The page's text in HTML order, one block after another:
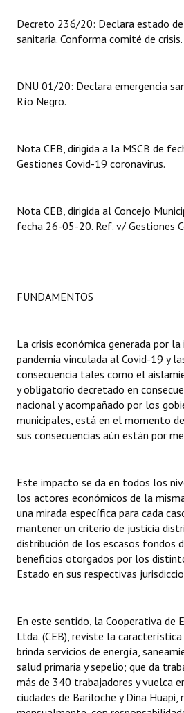
Resoluciones
Resoluciones de Presidencia
Antiguos Pobladores
Registros y Distinciones
Premio al Mérito - Registro
Banca del Vecino - Registro
Huéspedes de Honor - Registro
Antiguos Pobladores - Registro
Bariloche, Municipio intercultural
Entrega de distinciones
REFORMA DE LA CARTA ORGÁNICA
Decreto 236/20: Declara estado
sanitaria. Conforma comité de crisis.
DNU 01/20: Declara emergencia
Río Negro.
Nota CEB, dirigida a la MSCB de
Gestiones Covid-19 coronavirus.
Nota CEB, dirigida al Concejo
fecha 26-05-20. Ref. v/ Gestiones
FUNDAMENTOS
La crisis económica generada por
pandemia vinculada al Covid-19 y
consecuencia tales como el
y obligatorio decretado en
nacional y acompañado por los
municipales, está en el momento
sus consecuencias aún están por
Este impacto se da en todos los
los actores económicos de la
una mirada específica para cada
mantener un criterio de justicia
distribución de los escasos fondos
beneficios otorgados por los
Estado en sus respectivas
En este sentido, la Cooperativa de
Ltda. (CEB), reviste la
brinda servicios de energía,
salud primaria y sepelio; que da
más de 340 trabajadores y vuelca
ciudades de Bariloche y Dina